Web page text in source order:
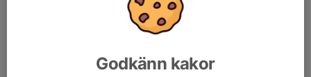
Godkänn kakor